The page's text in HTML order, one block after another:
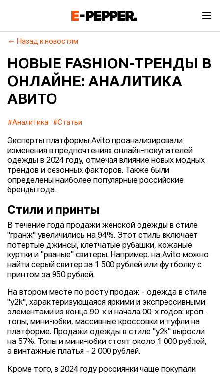
Назад к новостям
НОВЫЕ FASHION-ТРЕНДЫ В
ОНЛАЙНЕ: АНАЛИТИКА
АВИТО
#Аналитика #Статьи
Эксперты платформы Avito проанализировали
изменения в предпочтениях онлайн-покупателей
одежды в 2024 году, отмечая влияние новых модных
трендов и сезонных факторов. Также были
определены наиболее популярные российские
бренды года.
Стили и принты
В течение года продажи женской одежды в стиле
"гранж" увеличились на 94%. Этот стиль включает
потертые джинсы, клетчатые рубашки, кожаные
куртки и "рваные" свитеры. Например, на Avito можно
найти серый свитер за 1 500 рублей или футболку с
принтом за 950 рублей.
На втором месте по росту продаж - одежда в стиле
"y2k", характеризующаяся яркими и экспрессивными
элементами из конца 90-х и начала 00-х годов: кроп-
топы, мини-юбки, массивные кроссовки и туфли на
платформе. Продажи одежды в стиле "y2k" выросли
на 57%. Топы и мини-юбки стоят около 1 000 рублей,
а винтажные платья - 2 000 рублей.
Кроме того, в 2024 году россиянки чаще покупали